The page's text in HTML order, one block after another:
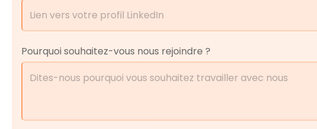
Pourquoi souhaitez-vous nous rejoindre ?